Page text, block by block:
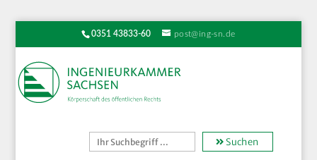
0351 43833-60 post@ing-sn.de
Suchen